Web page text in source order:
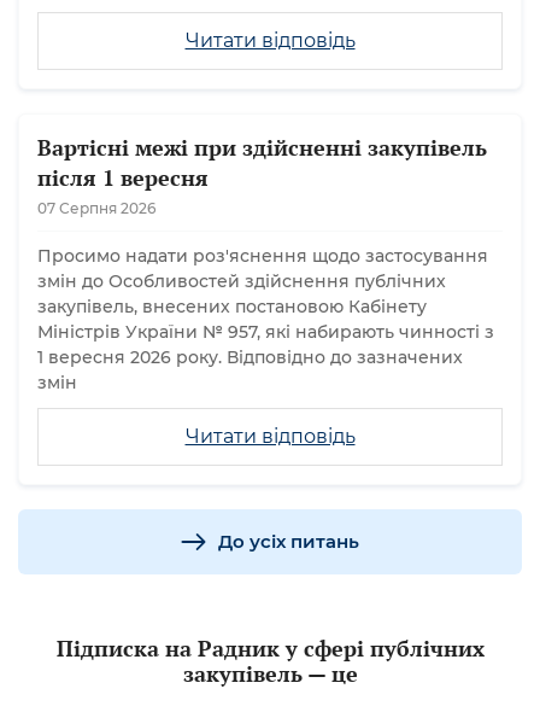
Читати відповідь
Вартісні межі при здійсненні закупівель
після 1 вересня
07 Серпня 2026
Читати відповідь
Просимо надати роз'яснення щодо застосування
змін до Особливостей здійснення публічних
закупівель, внесених постановою Кабінету
Міністрів України № 957, які набирають чинності з
1 вересня 2026 року. Відповідно до зазначених
змін
До усіх питань
Підписка на Радник у сфері публічних
закупівель — це